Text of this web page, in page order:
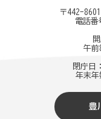
〒442-
電話番
午前
閉庁日
年末年
豊